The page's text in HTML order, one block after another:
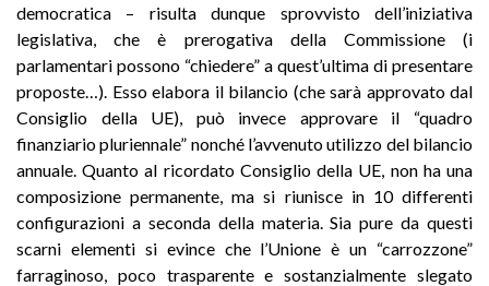
democratica – risulta dunque sprovvisto dell’iniziativa
legislativa, che è prerogativa della Commissione (i
parlamentari possono “chiedere” a quest’ultima di presentare
proposte…). Esso elabora il bilancio (che sarà approvato dal
Consiglio della UE), può invece approvare il “quadro
finanziario pluriennale” nonché l’avvenuto utilizzo del bilancio
annuale. Quanto al ricordato Consiglio della UE, non ha una
composizione permanente, ma si riunisce in 10 differenti
configurazioni a seconda della materia. Sia pure da questi
scarni elementi si evince che l’Unione è un “carrozzone”
farraginoso, poco trasparente e sostanzialmente slegato